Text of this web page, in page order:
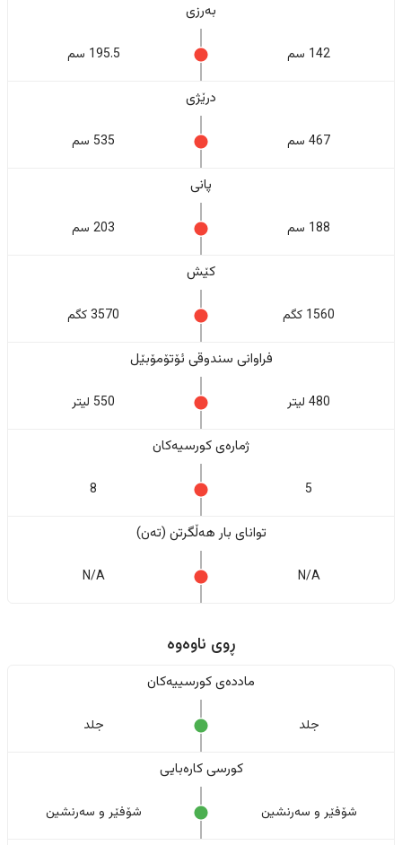
بەرزی
142 سم 195.5 سم
درێژی
467 سم 535 سم
پانی
188 سم 203 سم
کێش
1560 کگم 3570 کگم
فراوانی سندوقی ئۆتۆمۆبێل
480 لیتر 550 لیتر
ژمارەی کورسیەکان
5
8
تواناى بار هەڵگرتن (تەن)
N/A
N/A
ڕوی ناوەوە
ماددەی کورسییەکان
جلد جلد
کورسی کارەبایی
شۆفێر و سەرنشین شۆفێر و سەرنشین